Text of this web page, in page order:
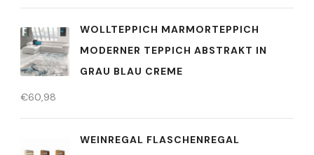
WOLLTEPPICH MARMORTEPPICH
MODERNER TEPPICH ABSTRAKT IN
GRAU BLAU CREME
€60,98
WEINREGAL FLASCHENREGAL